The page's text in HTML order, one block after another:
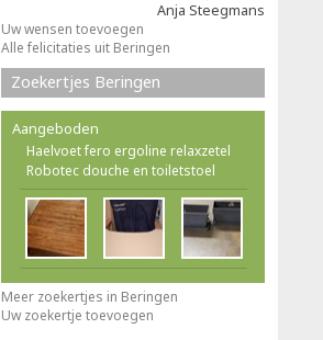
Anja Steegmans
Uw wensen toevoegen
Alle felicitaties uit Beringen
Zoekertjes Beringen
Aangeboden
Haelvoet fero ergoline relaxzetel
Robotec douche en toiletstoel
Meer zoekertjes in Beringen
Uw zoekertje toevoegen